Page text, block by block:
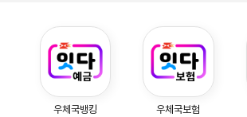
우체국뱅킹 우체국보험